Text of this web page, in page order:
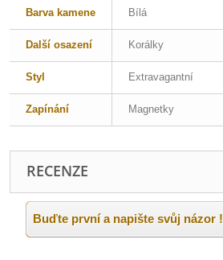
Barva kamene Bílá
Další osazení Korálky
Styl Extravagantní
Zapínání Magnetky
RECENZE
Buďte první a napište svůj názor !